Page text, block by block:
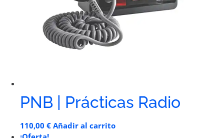
PNB | Prácticas Radio
110,00 € Añadir al carrito